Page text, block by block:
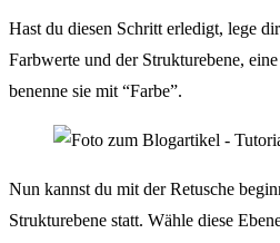
Hast du diesen Schritt erledigt, lege
Farbwerte und der Strukturebene,
benenne sie mit “Farbe”.
Nun kannst du mit der Retusche
Strukturebene statt. Wähle diese